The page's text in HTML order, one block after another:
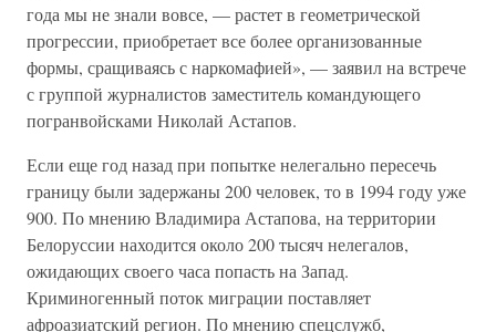
года мы не знали вовсе, — растет в геометрической
прогрессии, приобретает все более организованные
формы, сращиваясь с наркомафией», — заявил на встрече
с группой журналистов заместитель командующего
погранвойсками Николай Астапов.
Если еще год назад при попытке нелегально пересечь
границу были задержаны 200 человек, то в 1994 году уже
900. По мнению Владимира Астапова, на территории
Белоруссии находится около 200 тысяч нелегалов,
ожидающих своего часа попасть на Запад.
Криминогенный поток миграции поставляет
афроазиатский регион. По мнению спецслужб,